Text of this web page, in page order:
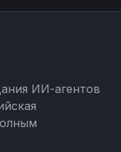
ИИ-агентов